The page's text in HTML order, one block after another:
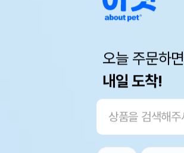
오늘 주문하면
내일 도착!